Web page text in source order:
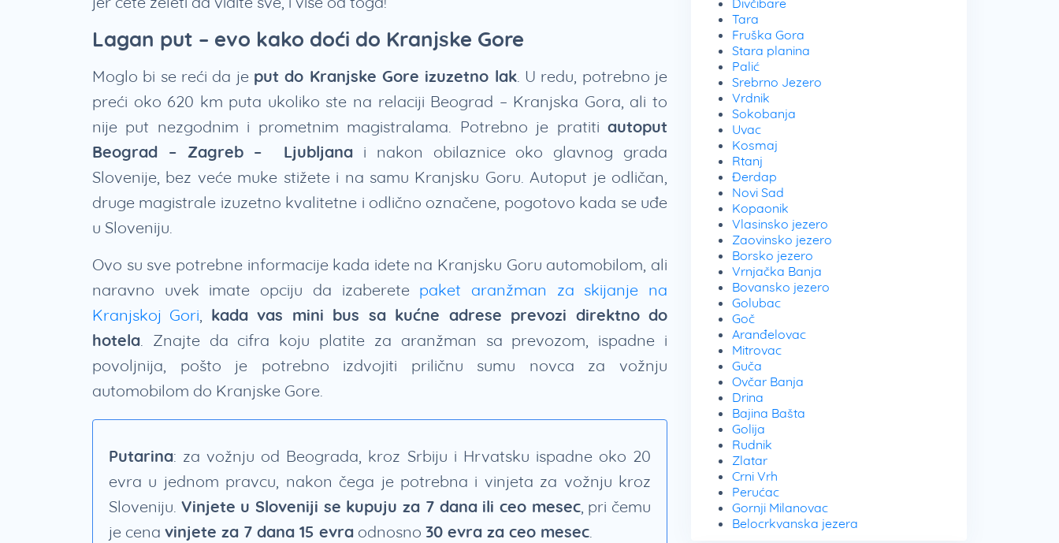
Lagan put – evo kako doći do Kranjske Gore
Moglo bi se reći da je put do Kranjske Gore izuzetno lak. U redu, potrebno je
preći oko 620 km puta ukoliko ste na relaciji Beograd – Kranjska Gora, ali to
nije put nezgodnim i prometnim magistralama. Potrebno je pratiti autoput
Beograd – Zagreb – Ljubljana i nakon obilaznice oko glavnog grada
Slovenije, bez veće muke stižete i na samu Kranjsku Goru. Autoput je odličan,
druge magistrale izuzetno kvalitetne i odlično označene, pogotovo kada se uđe
u Sloveniju.
Ovo su sve potrebne informacije kada idete na Kranjsku Goru automobilom, ali
naravno uvek imate opciju da izaberete paket aranžman za skijanje na
Kranjskoj Gori, kada vas mini bus sa kućne adrese prevozi direktno do
hotela. Znajte da cifra koju platite za aranžman sa prevozom, ispadne i
povoljnija, pošto je potrebno izdvojiti priličnu sumu novca za vožnju
automobilom do Kranjske Gore.
Putarina: za vožnju od Beograda, kroz Srbiju i Hrvatsku ispadne oko 20
evra u jednom pravcu, nakon čega je potrebna i vinjeta za vožnju kroz
Sloveniju. Vinjete u Sloveniji se kupuju za 7 dana ili ceo mesec, pri čemu
je cena vinjete za 7 dana 15 evra odnosno 30 evra za ceo mesec.
Divčibare
Tara
Fruška Gora
Stara planina
Palić
Srebrno Jezero
Vrdnik
Sokobanja
Uvac
Kosmaj
Rtanj
Đerdap
Novi Sad
Kopaonik
Vlasinsko jezero
Zaovinsko jezero
Borsko jezero
Vrnjačka Banja
Bovansko jezero
Golubac
Goč
Aranđelovac
Mitrovac
Guča
Ovčar Banja
Drina
Bajina Bašta
Golija
Rudnik
Zlatar
Crni Vrh
Perućac
Gornji Milanovac
Belocrkvanska jezera